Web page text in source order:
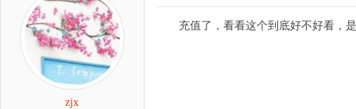
zjx
充值了，看看这个到底好不好看，